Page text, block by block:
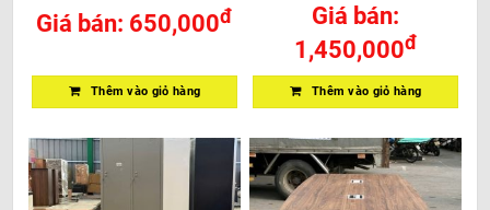
Giá bán: 650,000đ
Thêm vào giỏ hàng
Giá bán:
1,450,000đ
Thêm vào giỏ hàng